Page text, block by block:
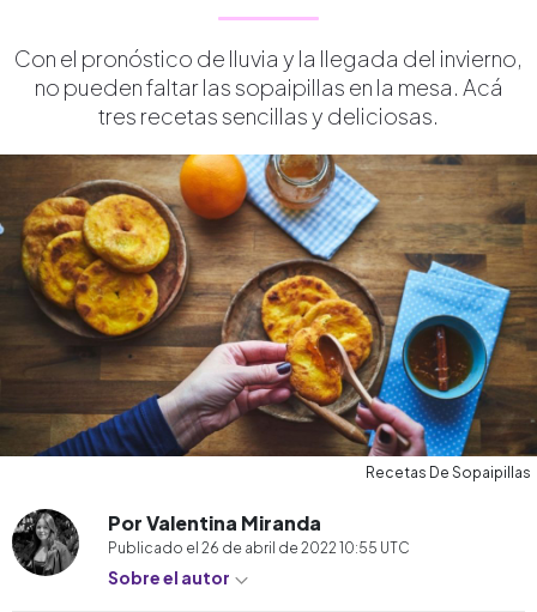
Con el pronóstico de lluvia y la llegada del invierno,
no pueden faltar las sopaipillas en la mesa. Acá
tres recetas sencillas y deliciosas.
Recetas De Sopaipillas
Por Valentina Miranda
Publicado el 26 de abril de 2022 10:55 UTC
Sobre el autor